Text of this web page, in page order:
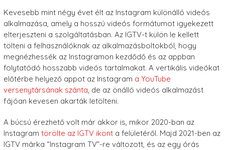
Kevesebb mint négy évet élt az Instagram különálló videós
alkalmazása, amely a hosszú videós formátumot igyekezett
elterjeszteni a szolgáltatásban. Az IGTV-t külön le kellett
tölteni a felhasználóknak az alkalmazásboltokból, hogy
megnézhessék az Instagramon kezdődő és az appban
folytatódó hosszabb videós tartalmakat. A vertikális videókat
előtérbe helyező appot az Instagram a YouTube
versenytársának szánta, de az önálló videós alkalmazást
fájóan kevesen akarták letölteni.
A búcsú érezhető volt már akkor is, mikor 2020-ban az
Instagram törölte az IGTV ikonta felületéről. Majd 2021-ben az
IGTV márka “Instagram TV”-re változott, és az egy órás